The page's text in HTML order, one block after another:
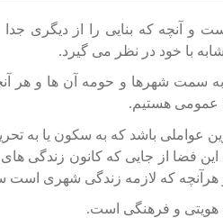
و آنچه که بنایی را از دیگری
با خود در نظر می گیرد.
شهرها و حومه آن ها و هر
عمومی هستیم.
عواملی باشد که به سکون یا به
فضا از جایی که کانون زندگی
هرآنچه که لازمه زندگی شهری است
و فرهنگی است.